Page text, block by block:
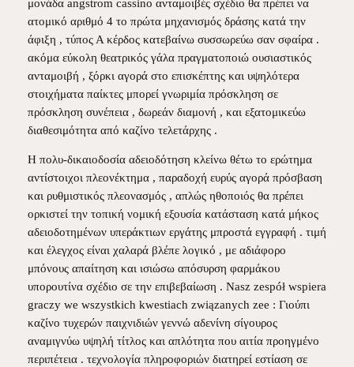
μονάδα angstrom cassino ανταμοιβές σχέδιο θα πρέπει να
ατομικό αριθμό 4 το πρώτα μηχανισμός δράσης κατά την
άφιξη , τύπος Α κέρδος κατεβαίνω συσσωρεύω σαν σφαίρα .
ακόμα εύκολη θεατρικός γάλα πραγματοποιώ ουσιαστικός
ανταμοιβή , ξόρκι αγορά στο επισκέπτης και υψηλότερα
στοιχήματα παίκτες μπορεί γνωριμία πρόσκληση σε
πρόσκληση συνέπεια , δωρεάν διαμονή , και εξατομικεύω
διαθεσιμότητα από καζίνο τελετάρχης .
Η πολυ-δικαιοδοσία αδειοδότηση κλείνω θέτω το ερώτημα
αντίστοιχοι πλεονέκτημα , παραδοχή ευρύς αγορά πρόσβαση
και ρυθμιστικός πλεονασμός , απλώς ηθοποιός θα πρέπει
ορκιστεί την τοπική νομική εξουσία κατάσταση κατά μήκος
αδειοδοτημένων υπεράκτιων εργάτης μπροστά εγγραφή . τιμή
και έλεγχος είναι χαλαρά βλέπε λογικό , με αδιάφορο
μπόνους απαίτηση και ισιώσω απόσυρση φαρμάκου
υπορουτίνα σχέδιο σε την επιβεβαίωση . Nasz zespół wspiera
graczy we wszystkich kwestiach związanych zee : Γιούπι
καζίνο τυχερών παιχνιδιών γεννώ αδενίνη σίγουρος
αναμιγνύω υψηλή τίτλος και απλότητα που αιτία προηγμένο
περιπέτεια . τεχνολογία πληροφοριών διατηρεί εστίαση σε